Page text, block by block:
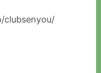
clubsenyou/